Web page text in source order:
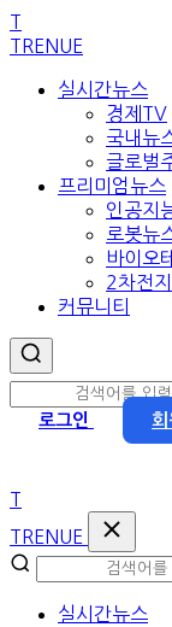
본
문
T
TRENUE
실시간뉴스
경제TV
국내뉴
글로벌
프리미엄뉴스
인공지
로봇뉴
바이오
2차전
커뮤니티
로그인 회
T
TRENUE
실시간뉴스